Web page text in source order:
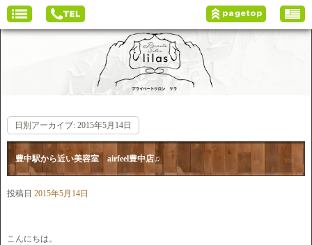
日別アーカイブ: 2015年5月14日
豊中駅から近い美容室 airfeel豊中店♫
投稿日 2015年5月14日
こんにちは。